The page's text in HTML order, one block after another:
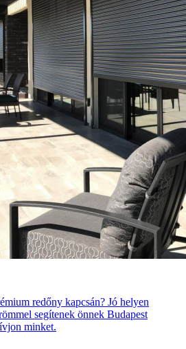
redőny kapcsán? Jó helyen
segítenek önnek Budapest
minket.